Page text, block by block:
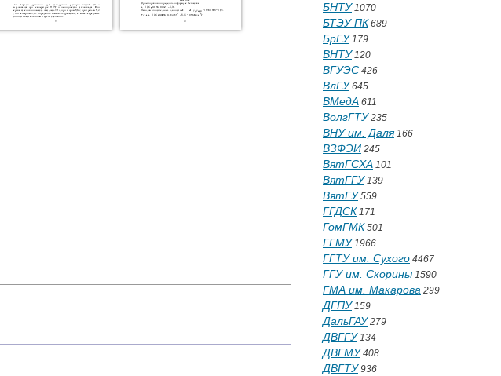
БНТУ1070
БТЭУ ПК 689
БрГУ179
ВНТУ120
ВГУЭС 426
ВлГУ645
ВМедА 611
ВолгГТУ235
ВНУ им. Даля166
ВЗФЭИ 245
ВятГСХА 101
ВятГГУ139
ВятГУ559
ГГДСК 171
ГомГМК 501
ГГМУ1966
ГГТУ им. Сухого 4467
ГГУ им. Скорины 1590
ГМА им. Макарова 299
ДГПУ159
ДальГАУ279
ДВГГУ134
ДВГМУ408
ДВГТУ936